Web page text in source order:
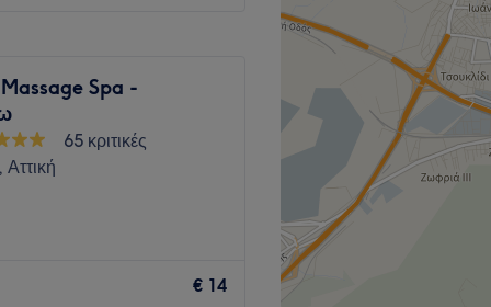
χώρος, όπου η μάλαξη
Με
Spa -
65 κριτικές
€ 14